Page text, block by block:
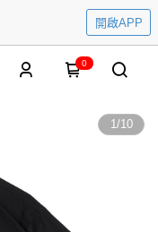
開啟APP
0
1/10